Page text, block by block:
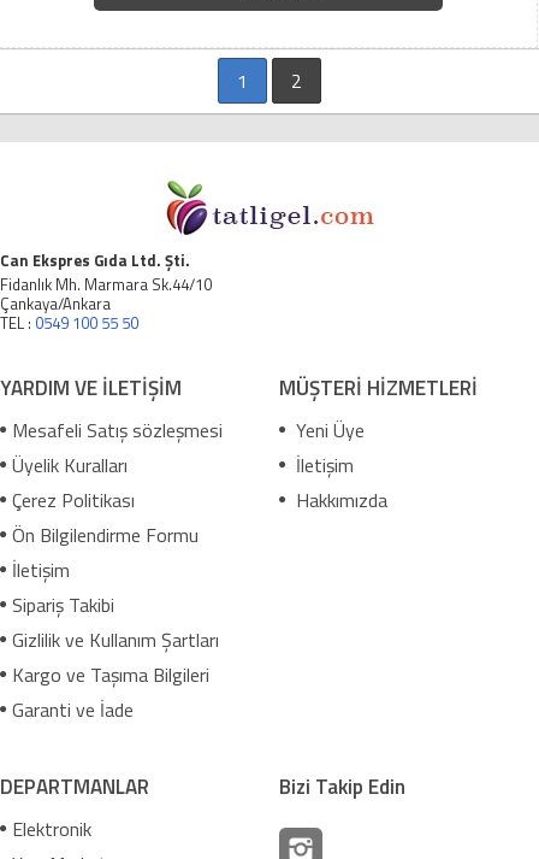
1 2
Can Ekspres Gıda Ltd. Şti.
Fidanlık Mh. Marmara Sk.44/10
Çankaya/Ankara
TEL : 0549 100 55 50
YARDIM VE İLETİŞİM
Mesafeli Satış sözleşmesi
Üyelik Kuralları
Çerez Politikası
Ön Bilgilendirme Formu
İletişim
Sipariş Takibi
Gizlilik ve Kullanım Şartları
Kargo ve Taşıma Bilgileri
Garanti ve İade
MÜŞTERİ HİZMETLERİ
Yeni Üye
İletişim
Hakkımızda
DEPARTMANLAR
Elektronik
Bizi Takip Edin